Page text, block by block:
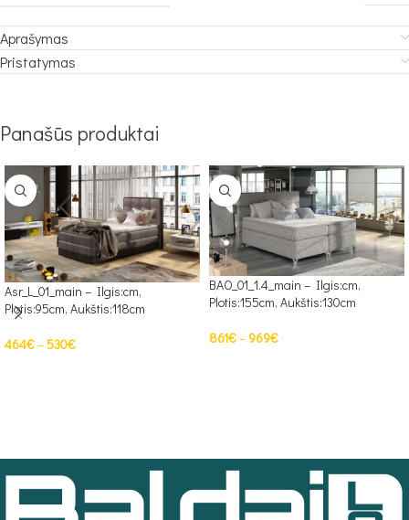
Aprašymas
Pristatymas
Panašūs produktai
Asr_L_01_main – Ilgis:cm,
Plotis:95cm, Aukštis:118cm
464€–530€
BAO_01_1.4_main – Ilgis:cm,
Plotis:155cm, Aukštis:130cm
861€– 969€